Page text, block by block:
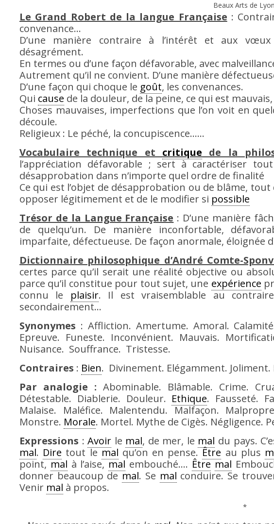
Beaux Arts de
Le Grand Robert de la langue Française :
convenance…
D’une manière contraire à l’intérêt et aux vœux
désagrément.
En termes ou d’une façon défavorable, avec
Autrement qu’il ne convient. D’une manière
D’une façon qui choque le goût, les convenances.
Qui cause de la douleur, de la peine, ce qui est
Choses mauvaises, imperfections que l’on voit en
découle.
Religieux : Le péché, la concupiscence……
Vocabulaire technique et critique de la
l’appréciation défavorable ; sert à caractériser
désapprobation dans n’importe quel ordre de finalité
Ce qui est l’objet de désapprobation ou de blâme, tout
opposer légitimement et de le modifier si possible
Trésor de la Langue Française : D’une manière
de quelqu’un. De manière inconfortable,
imparfaite, défectueuse. De façon anormale, éloignée
Dictionnaire philosophique d’André Comte-
certes parce qu’il serait une réalité objective ou
parce qu’il constitue pour tout sujet, une expérience
connu le plaisir. Il est vraisemblable au
secondairement…
Synonymes : Affliction. Amertume. Amoral.
Epreuve. Funeste. Inconvénient. Mauvais.
Nuisance. Souffrance. Tristesse.
Contraires : Bien. Divinement. Elégamment. Joliment.
Par analogie : Abominable. Blâmable. Crime.
Détestable. Diablerie. Douleur. Ethique. Fausseté.
Malaise. Maléfice. Malentendu. Malfaçon.
Monstre. Morale. Mortel. Mythe de Cigès. Négligence.
Expressions :Avoir le mal, de mer, le mal du pays.
mal. Dire tout le mal qu’on en pense. Être au plus
point, mal à l’aise, mal embouché…. Être mal
donner beaucoup de mal. Se mal conduire. Se
Venir mal à propos.
*